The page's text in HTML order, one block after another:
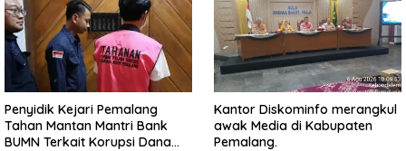
Penyidik Kejari Pemalang
Tahan Mantan Mantri Bank
BUMN Terkait Korupsi Dana
Kantor Diskominfo merangkul
awak Media di Kabupaten
Pemalang.